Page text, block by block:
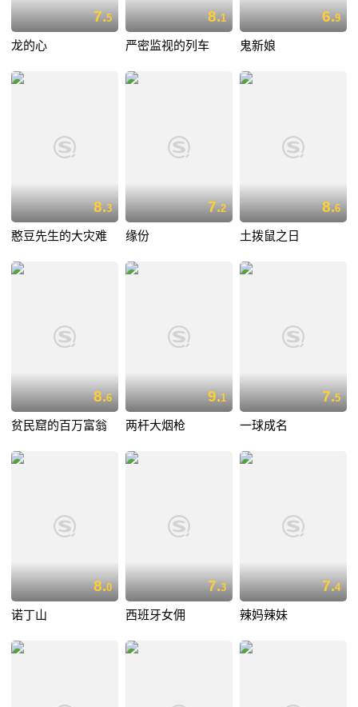
7.5
龙的心
8.1
严密监视的列车
6.9
鬼新娘
8.3
憨豆先生的大灾难
7.2
缘份
8.6
土拨鼠之日
8.6
贫民窟的百万富翁
9.1
两杆大烟枪
7.5
一球成名
8.0
诺丁山
7.3
西班牙女佣
7.4
辣妈辣妹